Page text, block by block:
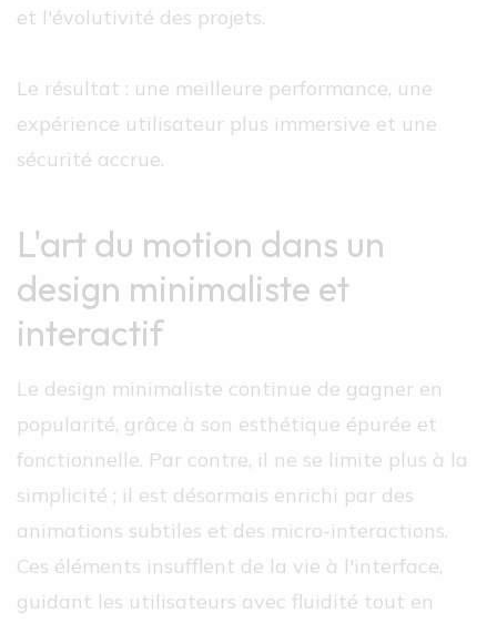
et l'évolutivité des projets.
Le résultat : une meilleure performance, une
expérience utilisateur plus immersive et une
sécurité accrue.
L'art du motion dans un
design minimaliste et
interactif
Le design minimaliste continue de gagner en
popularité, grâce à son esthétique épurée et
fonctionnelle. Par contre, il ne se limite plus à la
simplicité ; il est désormais enrichi par des
animations subtiles et des micro-interactions.
Ces éléments insufflent de la vie à l'interface,
guidant les utilisateurs avec fluidité tout en